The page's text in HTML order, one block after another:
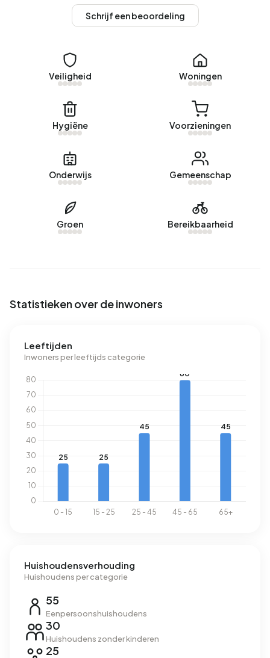
woningen is 79% in particulier bezit en 21% van overige
verhuurders. De meest voorkomende bouwperiodes in
1700-1900 (12%).
Koopwoningen
Momenteel zijn er geen woningen te koop in Buitengebied
Heteren Uylenburg. De nieuwste aangeboden woning is
Drielse Rijndijk 3door Remko Stevens Makelaardij BV op
Funda. Afgelopen jaar zijn er geen woningen verkocht in
Buitengebied Heteren Uylenburg.
Momenteel zijn er geen woningen te huur in Buitengebied
Heteren Uylenburg. Afgelopen jaar zijn er geen woningen
Energie
een geregistreerd energielabel. De meest voorkomende
labels zijn G (20%), A (18%) en B (16%). Gemiddeld
verbruikt een adres in Buitengebied Heteren Uylenburg
4.140 kWh aan elektriciteit per jaar. Dit ligt 47% boven het
landelijke gemiddelde van 2.810 kWh. Het aardgasverbruik
ligt met 1.430 m³ per jaar 12% boven het landelijke
gemiddelde van 1.280 m³.
Schrijf een beoordeling
Veiligheid Woningen
Hygiëne Voorzieningen
Onderwijs Gemeenschap
Groen Bereikbaarheid
Statistieken over de inwoners
Leeftijden
Inwoners per leeftijds categorie
Huishoudensverhouding
Huishoudens per categorie
55
Eenpersoonshuishoudens
30
Huishoudens zonder kinderen
25